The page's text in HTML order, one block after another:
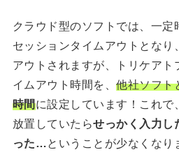
クラウド型のソフトでは、一定
セッションタイムアウトとなり
アウトされますが、トリケアト
イムアウト時間を、他社ソフト
時間に設定しています！これで
放置していたらせっかく入力し
った…ということが少なくなり